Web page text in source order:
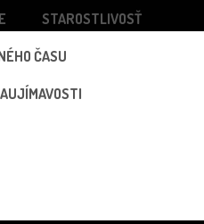
STAROSTLIVOSŤ
ČASU